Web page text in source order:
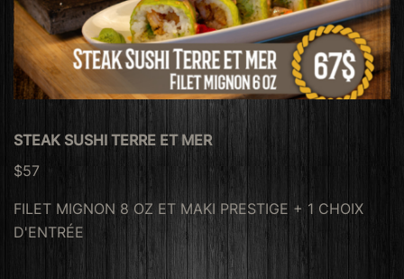
STEAK SUSHI TERRE ET MER
$57
FILET MIGNON 8 OZ ET MAKI PRESTIGE + 1 CHOIX
D'ENTRÉE